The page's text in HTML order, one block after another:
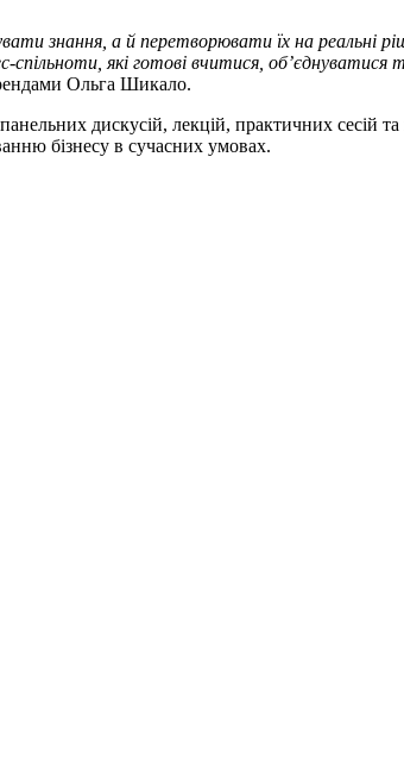
знання, а й перетворювати їх на реальні
спільноти, які готові вчитися, об’єднуватися
Ольга Шикало.
дискусій, лекцій, практичних сесій
бізнесу в сучасних умовах.